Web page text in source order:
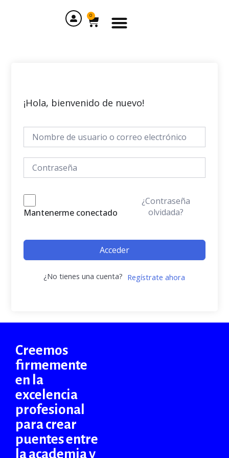
Menu
0 Cart
¡Hola, bienvenido de nuevo!
Mantenerme conectado
¿Contraseña
olvidada?
Acceder
¿No tienes una cuenta? Regístrate ahora
Creemos
firmemente
en la
excelencia
profesional
para crear
puentes entre
la academia y